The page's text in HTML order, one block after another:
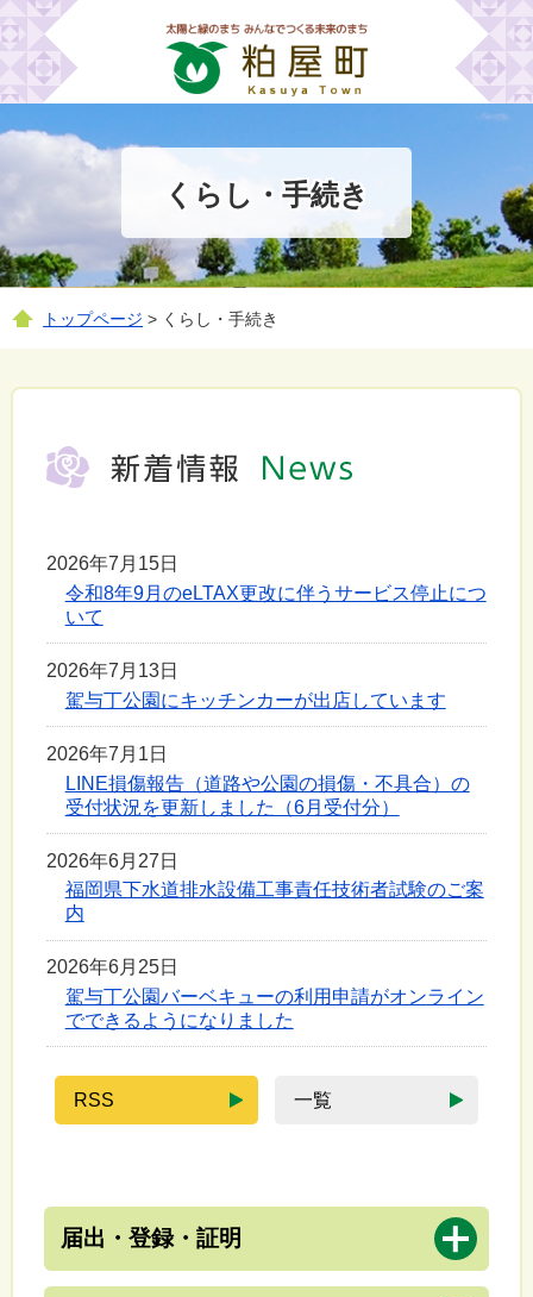
くらし・手続き
トップページ > くらし・手続き
2026年7月15日
令和8年9月のeLTAX更改に伴うサービス停止につ
いて
2026年7月13日
駕与丁公園にキッチンカーが出店しています
2026年7月1日
LINE損傷報告（道路や公園の損傷・不具合）の
受付状況を更新しました（6月受付分）
2026年6月27日
福岡県下水道排水設備工事責任技術者試験のご案
内
2026年6月25日
駕与丁公園バーベキューの利用申請がオンライン
でできるようになりました
一覧
RSS
届出・登録・証明
開
く